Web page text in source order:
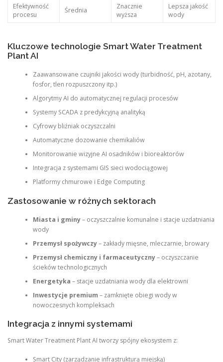
Efektywność
procesu
Średnia
Znacznie
wyższa
Lepsza jakość
wody
Kluczowe technologie Smart Water Treatment
Plant AI
Zaawansowane czujniki jakości wody (turbidność, pH, azotany,
fosfor, tlen rozpuszczony itp.)
Algorytmy AI do automatycznej regulacji procesów
Systemy SCADA z predykcyjną analityką
Cyfrowy bliźniak oczyszczalni
Automatyczne dozowanie chemikaliów
Monitorowanie wizyjne AI osadników i bioreaktorów
Integracja z systemami GIS sieci wodociągowej
Platformy chmurowe i Edge Computing
Zastosowanie w różnych sektorach
Miasta i gminy– oczyszczalnie komunalne i stacje uzdatniania
wody
Przemysł spożywczy– zakłady mięsne, mleczarnie, browary
Przemysł chemiczny i farmaceutyczny– oczyszczanie
ścieków technologicznych
Energetyka – stacje uzdatniania wody dla elektrowni
Inwestycje premium – zamknięte obiegi wody w
nowoczesnych kompleksach
Integracja z innymi systemami
Smart Water Treatment Plant AI tworzy spójny ekosystem z:
Smart City (zarządzanie infrastrukturą miejską)